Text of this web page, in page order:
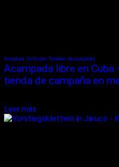
Aventura Ciclismo Tiendas de campaña
Acampada libre en Cuba
tienda de campaña en
Leer más